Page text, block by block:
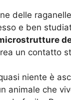
delle
e ben
un contatto
niente è
animale che